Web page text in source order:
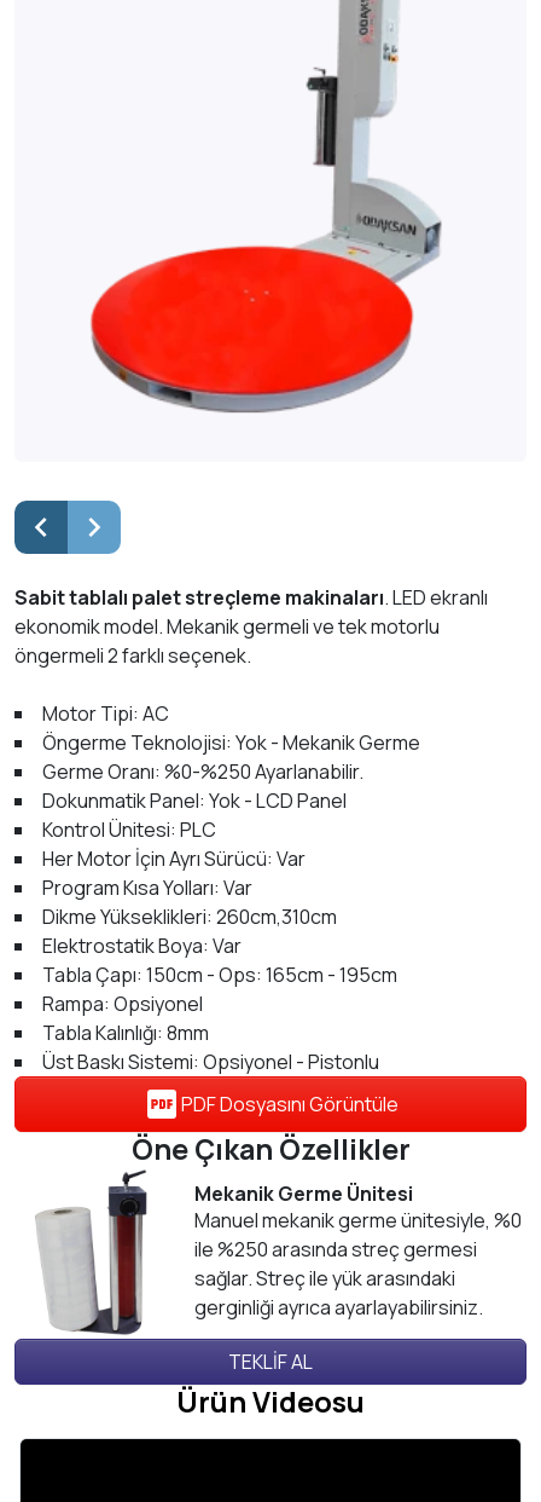
Sabit tablalı palet streçleme makinaları. LED ekranlı
ekonomik model. Mekanik germeli ve tek motorlu
öngermeli 2 farklı seçenek.
Motor Tipi: AC
Öngerme Teknolojisi: Yok - Mekanik Germe
Germe Oranı: %0-%250 Ayarlanabilir.
Dokunmatik Panel: Yok - LCD Panel
Kontrol Ünitesi: PLC
Her Motor İçin Ayrı Sürücü: Var
Program Kısa Yolları: Var
Dikme Yükseklikleri: 260cm,310cm
Elektrostatik Boya: Var
Tabla Çapı: 150cm - Ops: 165cm - 195cm
Rampa: Opsiyonel
Tabla Kalınlığı: 8mm
Üst Baskı Sistemi: Opsiyonel - Pistonlu
PDF Dosyasını Görüntüle
Öne Çıkan Özellikler
Mekanik Germe Ünitesi
Manuel mekanik germe ünitesiyle, %0
ile %250 arasında streç germesi
sağlar. Streç ile yük arasındaki
gerginliği ayrıca ayarlayabilirsiniz.
TEKLİF AL
Ürün Videosu